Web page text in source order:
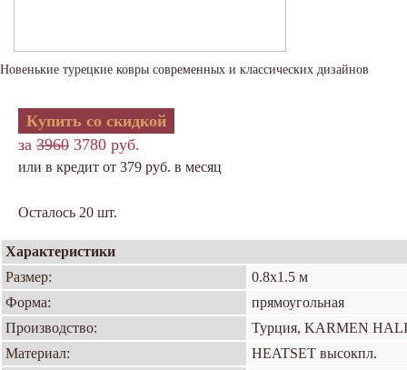
Новенькие турецкие ковры современных и классических дизайнов
Купить со скидкой
за 3960 3780 руб.
или в кредит от 379 руб. в месяц
Осталось 20 шт.
Характеристики
Размер:
0.8х1.5 м
Форма:
прямоугольная
Производство:
Турция, KARMEN HALI
Материал:
HEATSET высокпл.